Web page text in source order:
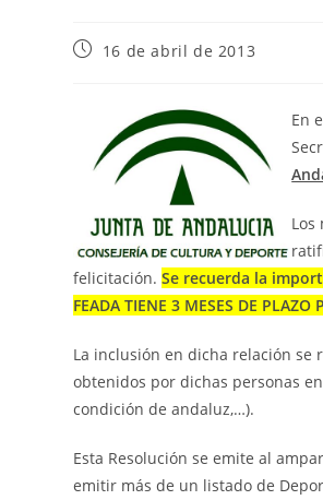
16 de abril de 2013
En
Los
felicitación.Se recuerda la
FEADA TIENE 3 MESES DE PLAZO
La inclusión en dicha relación se
obtenidos por dichas personas
condición de andaluz,…).
Esta Resolución se emite al
emitir más de un listado de